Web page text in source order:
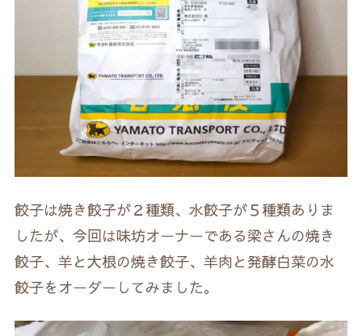
餃子は焼き餃子が２種類、水餃子が５種類ありま
したが、今回は味坊オーナーである梁さんの焼き
餃子、羊と大根の焼き餃子、羊肉と発酵白菜の水
餃子をオーダーしてみました。